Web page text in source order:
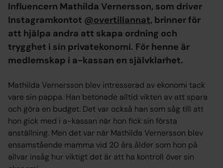
Influencern Mathilda Vernersson, som driver
Instagramkontot @overtillannat, brinner för
att hjälpa andra att skapa ordning och
trygghet i sin privatekonomi. För henne är
medlemskap i a-kassan en självklarhet.
Mathilda Vernersson blev intresserad av ekonomi tack
vare sin pappa. Han betonade alltid vikten av att spara
och göra en budget. Det var också han som såg till att
hon gick med i a-kassan när hon fick sin första
anställning. Men det var när Mathilda Vernersson blev
ensamstående mamma vid 20 års ålder som hon på
allvar insåg hur viktigt det är att ha kontroll över sin